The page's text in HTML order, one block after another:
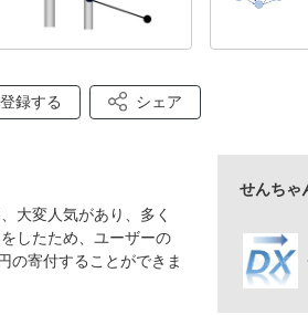
録する シェア
大変人気があり、多く
したため、ユーザーの
の寄付することができま
せんちゃ